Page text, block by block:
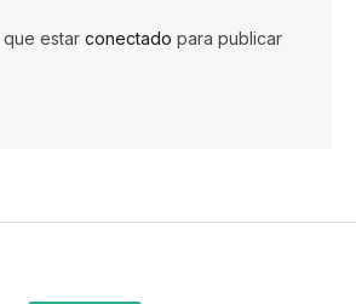
estar conectado para publicar